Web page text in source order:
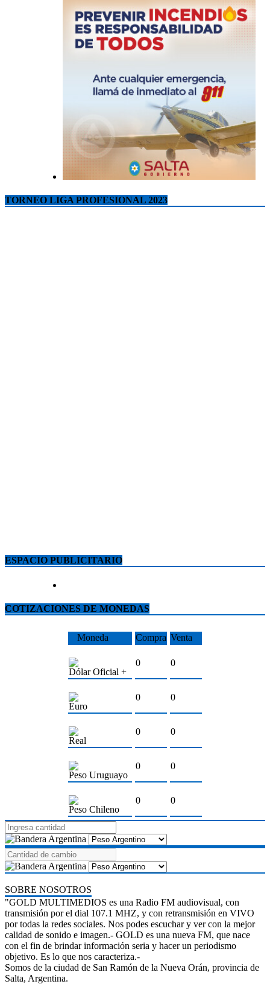
TORNEO LIGA PROFESIONAL 2023
ESPACIO PUBLICITARIO
COTIZACIONES DE MONEDAS
Moneda Compra Venta
Dólar Oficial +
0 0
Euro
0 0
Real
0 0
Peso Uruguayo
0 0
Peso Chileno
0 0
SOBRE NOSOTROS
"GOLD MULTIMEDIOS es una Radio FM audiovisual, con
transmisión por el dial 107.1 MHZ, y con retransmisión en VIVO
por todas la redes sociales. Nos podes escuchar y ver con la mejor
calidad de sonido e imagen.- GOLD es una nueva FM, que nace
con el fin de brindar información seria y hacer un periodismo
objetivo. Es lo que nos caracteriza.-
Somos de la ciudad de San Ramón de la Nueva Orán, provincia de
Salta, Argentina.